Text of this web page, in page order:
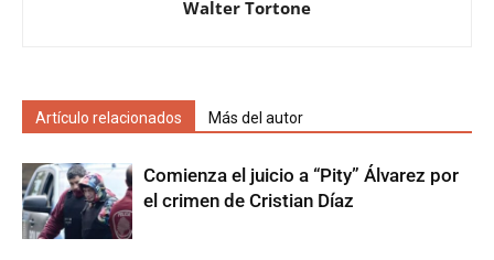
Walter Tortone
Artículo relacionados Más del autor
Comienza el juicio a “Pity” Álvarez por
el crimen de Cristian Díaz